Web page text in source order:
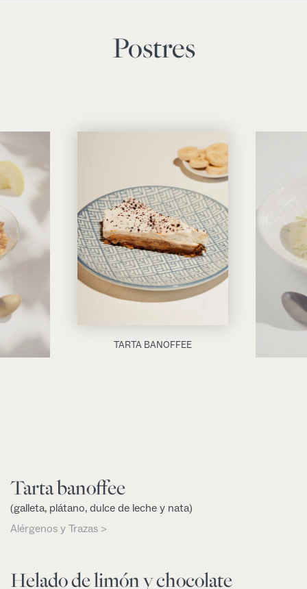
Postres
TARTA BANOFFEE
Tarta banoffee
(galleta, plátano, dulce de leche y nata)
Alérgenos y Trazas >
Helado de limón y chocolate